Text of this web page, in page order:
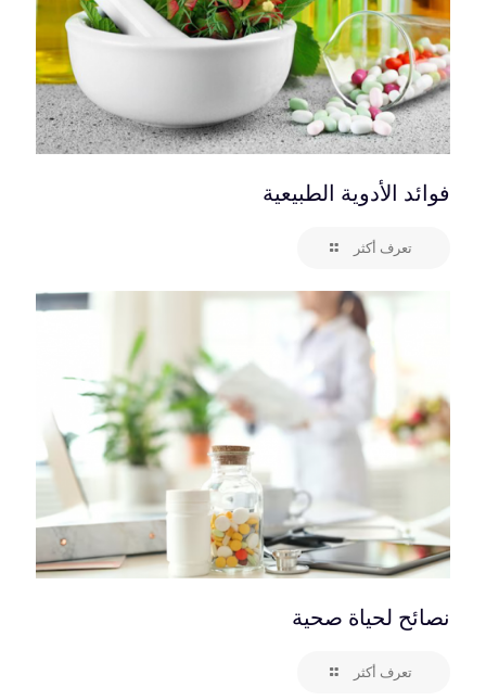
فوائد الأدوية الطبيعية
تعرف أكثر
نصائح لحياة صحية
تعرف أكثر